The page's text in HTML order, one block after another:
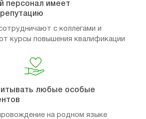
персонал имеет
с коллегами и
курсы повышения квалификации
любые особые
на родном языке